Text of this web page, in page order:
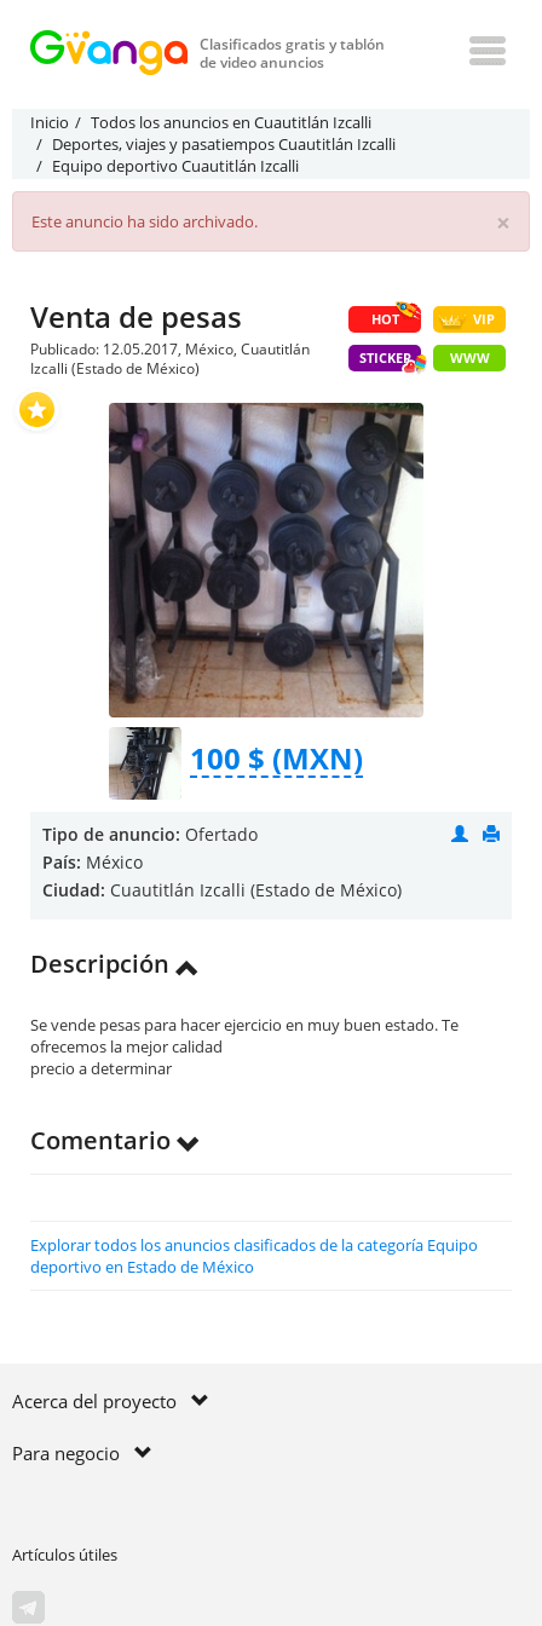
Clasificados gratis y tablón
de video anuncios
Inicio
Todos los anuncios en Cuautitlán Izcalli
Deportes, viajes y pasatiempos Cuautitlán Izcalli
Equipo deportivo Cuautitlán Izcalli
×
Este anuncio ha sido archivado.
HOT VIP
STICKER WWW
Venta de pesas
Publicado: 12.05.2017, México, Cuautitlán
Izcalli (Estado de México)
100 $ (MXN)
Tipo de anuncio: Ofertado
País: México
Ciudad: Cuautitlán Izcalli (Estado de México)
Descripción
Se vende pesas para hacer ejercicio en muy buen estado. Te
ofrecemos la mejor calidad
precio a determinar
Comentario
Explorar todos los anuncios clasificados de la categoría Equipo
deportivo en Estado de México
Acerca del proyecto
Para negocio
Artículos útiles